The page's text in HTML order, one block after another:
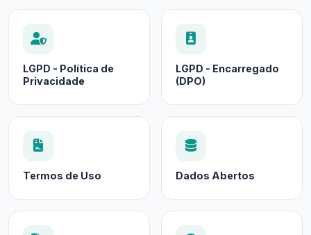
LGPD - Política de
Privacidade
LGPD - Encarregado
(DPO)
Termos de Uso Dados Abertos